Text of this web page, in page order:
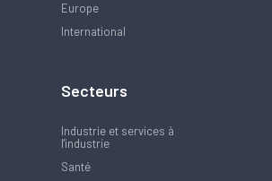
Europe
International
Secteurs
Industrie et services à
l'industrie
Santé